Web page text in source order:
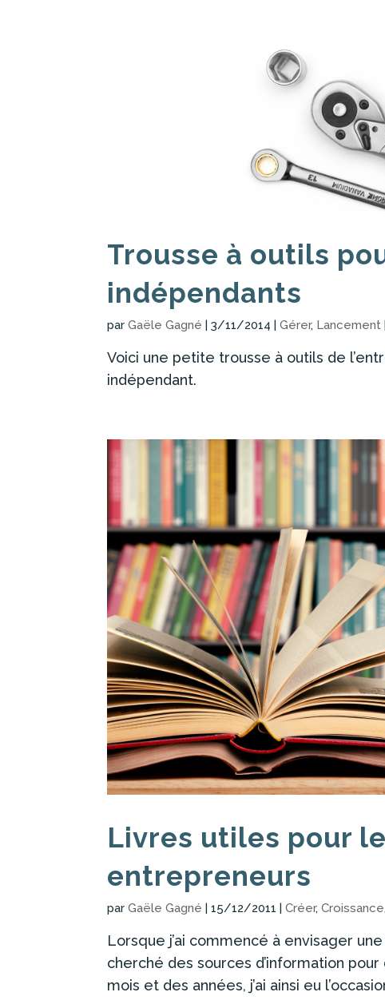
Trousse à outils
indépendants
parGaële Gagné |3/11/2014 |Gérer, Lancement
Voici une petite trousse à outils de
indépendant.
Livres utiles pour
entrepreneurs
parGaële Gagné |15/12/2011 |Créer,Croissance,
Lorsque j’ai commencé à envisager
cherché des sources d’information
mois et des années, j’ai ainsi eu